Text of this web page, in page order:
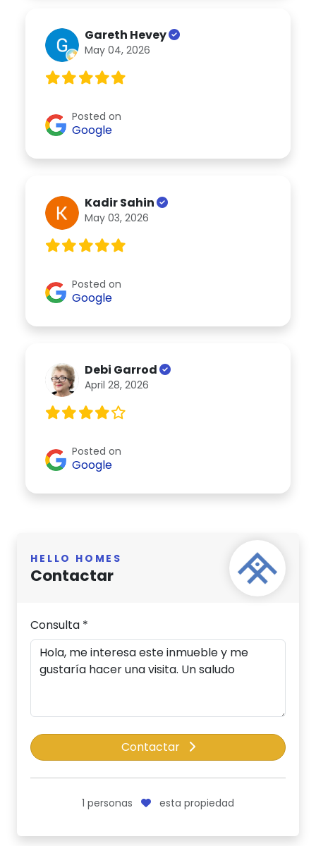
Gareth Hevey
May 04, 2026
Posted on
Google
Kadir Sahin
May 03, 2026
Posted on
Google
Debi Garrod
April 28, 2026
Posted on
Google
HELLO HOMES
Contactar
Consulta *
Contactar
1 personas esta propiedad